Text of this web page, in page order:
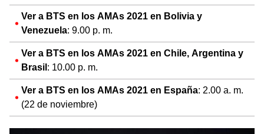
Ver a BTS en los AMAs 2021 en Bolivia y
Venezuela: 9.00 p. m.
Ver a BTS en los AMAs 2021 en Chile, Argentina y
Brasil : 10.00 p. m.
Ver a BTS en los AMAs 2021 en España: 2.00 a. m.
(22 de noviembre)